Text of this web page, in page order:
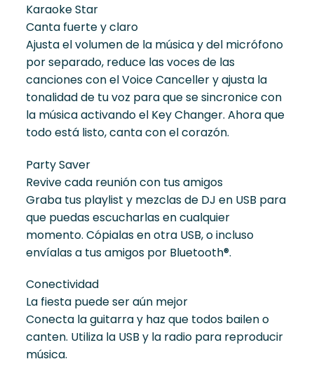
Karaoke Star
Canta fuerte y claro
Ajusta el volumen de la música y del micrófono
por separado, reduce las voces de las
canciones con el Voice Canceller y ajusta la
tonalidad de tu voz para que se sincronice con
la música activando el Key Changer. Ahora que
todo está listo, canta con el corazón.
Party Saver
Revive cada reunión con tus amigos
Graba tus playlist y mezclas de DJ en USB para
que puedas escucharlas en cualquier
momento. Cópialas en otra USB, o incluso
envíalas a tus amigos por Bluetooth®.
Conectividad
La fiesta puede ser aún mejor
Conecta la guitarra y haz que todos bailen o
canten. Utiliza la USB y la radio para reproducir
música.